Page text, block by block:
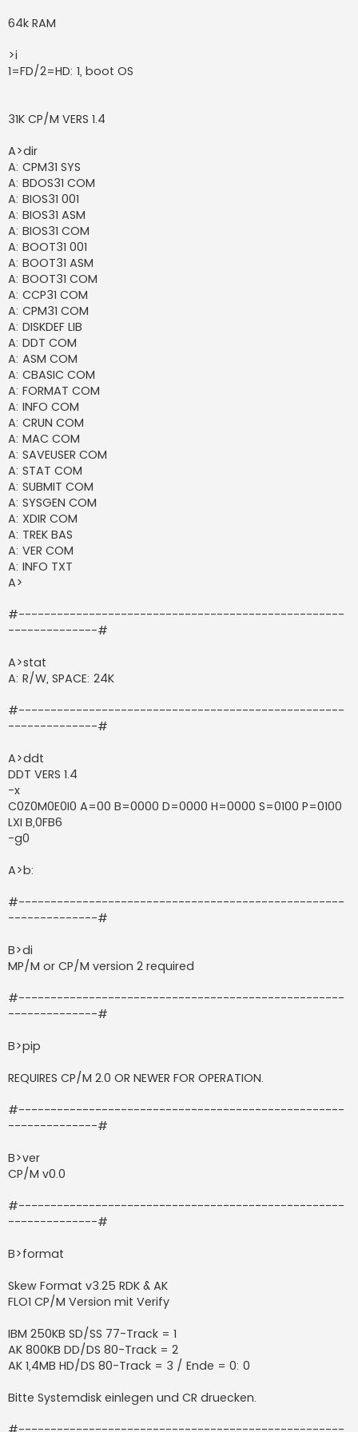
64k RAM
>i
1=FD/2=HD: 1, boot OS
31K CP/M VERS 1.4
A>dir
A: CPM31 SYS
A: BDOS31 COM
A: BIOS31 001
A: BIOS31 ASM
A: BIOS31 COM
A: BOOT31 001
A: BOOT31 ASM
A: BOOT31 COM
A: CCP31 COM
A: CPM31 COM
A: DISKDEF LIB
A: DDT COM
A: ASM COM
A: CBASIC COM
A: FORMAT COM
A: INFO COM
A: CRUN COM
A: MAC COM
A: SAVEUSER COM
A: STAT COM
A: SUBMIT COM
A: SYSGEN COM
A: XDIR COM
A: TREK BAS
A: VER COM
A: INFO TXT
A>
#---------------------------------------------------
--------------#
A>stat
A: R/W, SPACE: 24K
#---------------------------------------------------
--------------#
A>ddt
DDT VERS 1.4
-x
C0Z0M0E0I0 A=00 B=0000 D=0000 H=0000 S=0100 P=0100
LXI B,0FB6
-g0
A>b:
#---------------------------------------------------
--------------#
B>di
MP/M or CP/M version 2 required
#---------------------------------------------------
--------------#
B>pip
REQUIRES CP/M 2.0 OR NEWER FOR OPERATION.
#---------------------------------------------------
--------------#
B>ver
CP/M v0.0
#---------------------------------------------------
--------------#
B>format
Skew Format v3.25 RDK & AK
FLO1 CP/M Version mit Verify
IBM 250KB SD/SS 77-Track = 1
AK 800KB DD/DS 80-Track = 2
AK 1,4MB HD/DS 80-Track = 3 / Ende = 0: 0
Bitte Systemdisk einlegen und CR druecken.